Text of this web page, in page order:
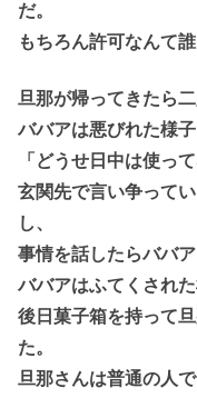
だ。
もちろん許可なんて
旦那が帰ってきたら
ババアは悪びれた様子
「どうせ日中は使っ
玄関先で言い争って
し、
事情を話したらババ
ババアはふてくされた
後日菓子箱を持って
た。
旦那さんは普通の人で